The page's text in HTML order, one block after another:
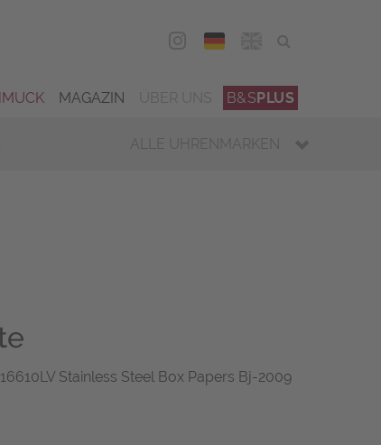
DEU
MAGAZIN B&SPLUS
ALLE UHRENMARKEN
Stainless Steel Box Papers Bj-2009